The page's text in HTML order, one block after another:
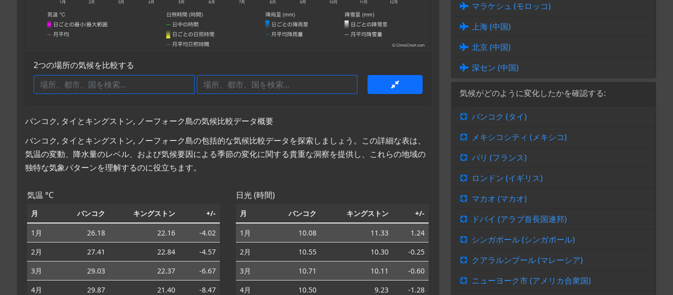
2つの場所の気候を比較する
バンコク, タイとキングストン, ノーフォーク島の気候比較データ概要
バンコク, タイとキングストン, ノーフォーク島の包括的な気候比較データを探索しましょう。この詳細な表は、
気温の変動、降水量のレベル、および気候要因による季節の変化に関する貴重な洞察を提供し、これらの地域の
独特な気象パターンを理解するのに役立ちます。
気温 °C
月 バンコク キングストン +/-
1月 26.18 22.16
-4.02
2月
27.41 22.84
-4.57
3月
29.03 22.37
-6.67
4月
29.87 21.40
-8.47
日光 (時間)
月 バンコク キングストン +/-
1月 10.08 11.33
1.24
2月
10.55 10.30
-0.25
3月
10.71 10.11
-0.60
4月
10.50 9.23
-1.28
マラケシュ (モロッコ)
上海 (中国)
北京 (中国)
深セン (中国)
気候がどのように変化したかを確認する:
バンコク (タイ)
メキシコシティ (メキシコ)
パリ (フランス)
ロンドン (イギリス)
マカオ (マカオ)
ドバイ (アラブ首長国連邦)
シンガポール (シンガポール)
クアラルンプール (マレーシア)
ニューヨーク市 (アメリカ合衆国)